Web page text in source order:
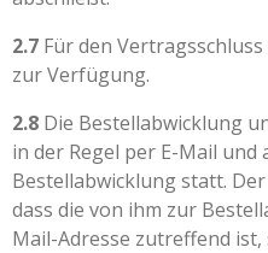
2.7 Für den
zur Verfügung.
2.8 Die Bestellabwicklung
in der Regel per E-Mail
Bestellabwicklung statt.
dass die von ihm zur
Mail-Adresse zutreffend